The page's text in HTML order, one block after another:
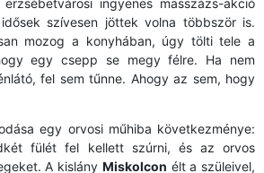
ingyenes masszázs-akció
szívesen jöttek volna többször is.
mozog a konyhában, úgy tölti tele a
egy csepp se megy félre. Ha nem
fel sem tűnne. Ahogy az sem, hogy
egy orvosi műhiba következménye:
fülét fel kellett szúrni, és az orvos
A kislány Miskolcon élt a szüleivel,